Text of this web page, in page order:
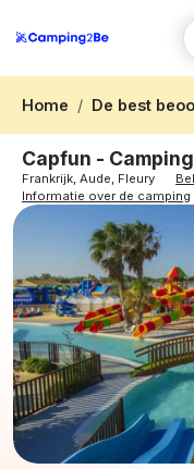
Home De best
Capfun -
Frankrijk, Aude, Fleury
Informatie over de camping